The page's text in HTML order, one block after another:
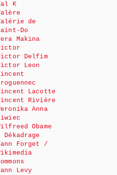
K
de
Do
Makina
Delfim
Leon
Lacotte
Rivière
Anna
Obame
Dékadrage
Forget /
Levy